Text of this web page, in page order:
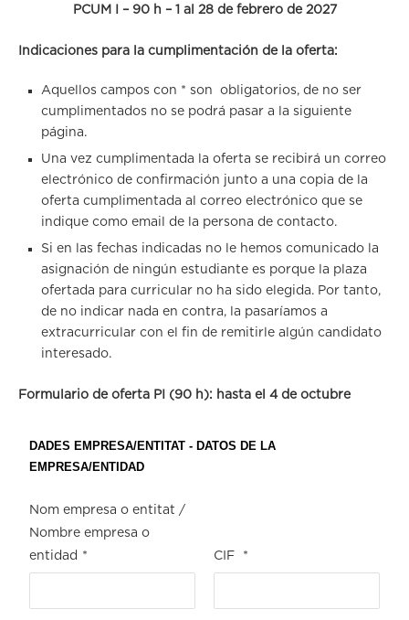
PCUM I – 90 h – 1 al 28 de febrero de 2027
Indicaciones para la cumplimentación de la oferta:
Aquellos campos con * son obligatorios, de no ser
cumplimentados no se podrá pasar a la siguiente
página.
Una vez cumplimentada la oferta se recibirá un correo
electrónico de confirmación junto a una copia de la
oferta cumplimentada al correo electrónico que se
indique como email de la persona de contacto.
Si en las fechas indicadas no le hemos comunicado la
asignación de ningún estudiante es porque la plaza
ofertada para curricular no ha sido elegida. Por tanto,
de no indicar nada en contra, la pasaríamos a
extracurricular con el fin de remitirle algún candidato
interesado.
Formulario de oferta PI (90 h): hasta el 4 de octubre
DADES EMPRESA/ENTITAT - DATOS DE LA
EMPRESA/ENTIDAD
Nom empresa o entitat /
Nombre empresa o
entidad * CIF *